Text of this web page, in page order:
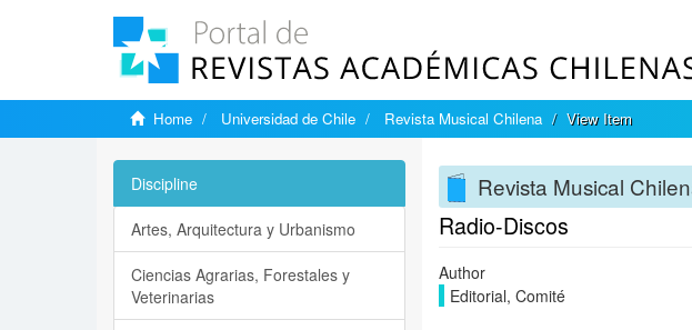
Home Universidad de Chile Revista Musical Chilena View Item
Revista Musical
Radio-Discos
Author
Editorial, Comité
Discipline
Artes, Arquitectura y Urbanismo
Ciencias Agrarias, Forestales y
Veterinarias